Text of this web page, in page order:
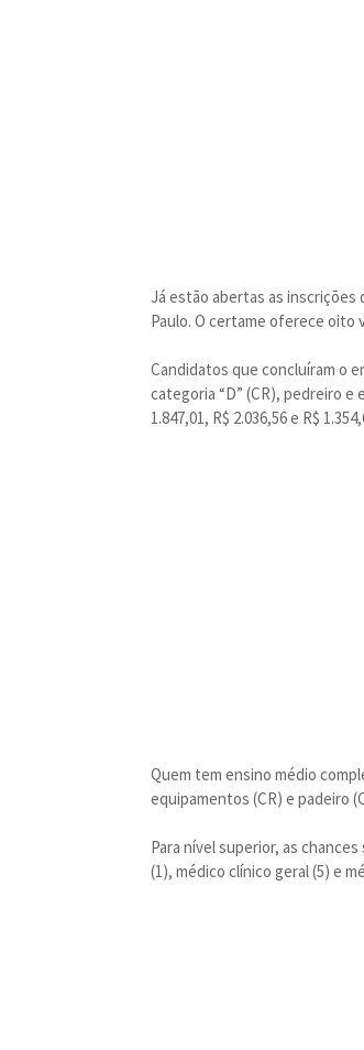
Já estão abertas as
Paulo. O certame oferece oito
Candidatos que concluíram o
categoria “D” (CR), pedreiro e
1.847,01, R$ 2.036,56 e R$
Quem tem ensino médio
equipamentos (CR) e padeiro
Para nível superior, as
(1), médico clínico geral (5) e